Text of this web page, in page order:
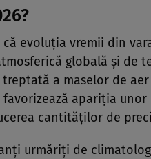
evoluția vremii din
globală și de
a maselor de
apariția
cantităților de
urmăriți de